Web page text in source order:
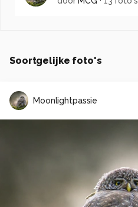
Soortgelijke foto's
Moonlightpassie